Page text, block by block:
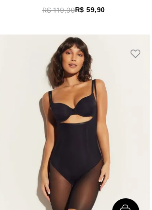
R$ 119,90R$ 59,90